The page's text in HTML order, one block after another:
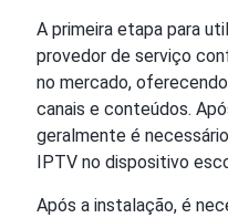
A primeira etapa para
provedor de serviço
no mercado,
canais e conteúdos.
geralmente é
IPTV no dispositivo
Após a instalação, é